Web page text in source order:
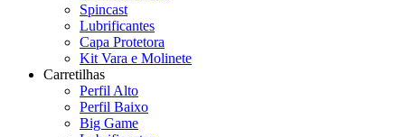
Spincast
Lubrificantes
Capa Protetora
Kit Vara e Molinete
Carretilhas
Perfil Alto
Perfil Baixo
Big Game